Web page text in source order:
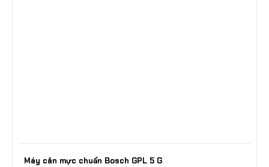
Máy cân mực chuẩn Bosch GPL 5 G